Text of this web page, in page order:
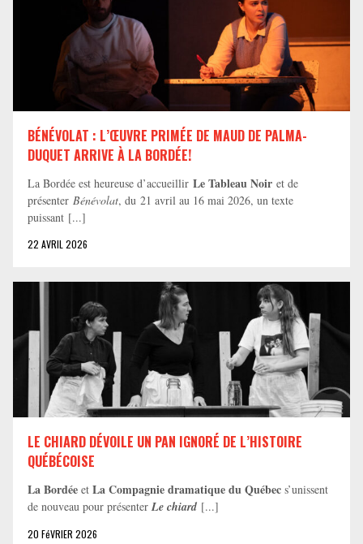
BÉNÉVOLAT : L’ŒUVRE PRIMÉE DE MAUD DE PALMA-
DUQUET ARRIVE À LA BORDÉE!
La Bordée est heureuse d’accueillir Le Tableau Noir et de
présenter Bénévolat, du 21 avril au 16 mai 2026, un texte
puissant [...]
22 AVRIL 2026
LE CHIARD DÉVOILE UN PAN IGNORÉ DE L’HISTOIRE
QUÉBÉCOISE
La Bordée et La Compagnie dramatique du Québec s’unissent
de nouveau pour présenter Le chiard [...]
20 FéVRIER 2026